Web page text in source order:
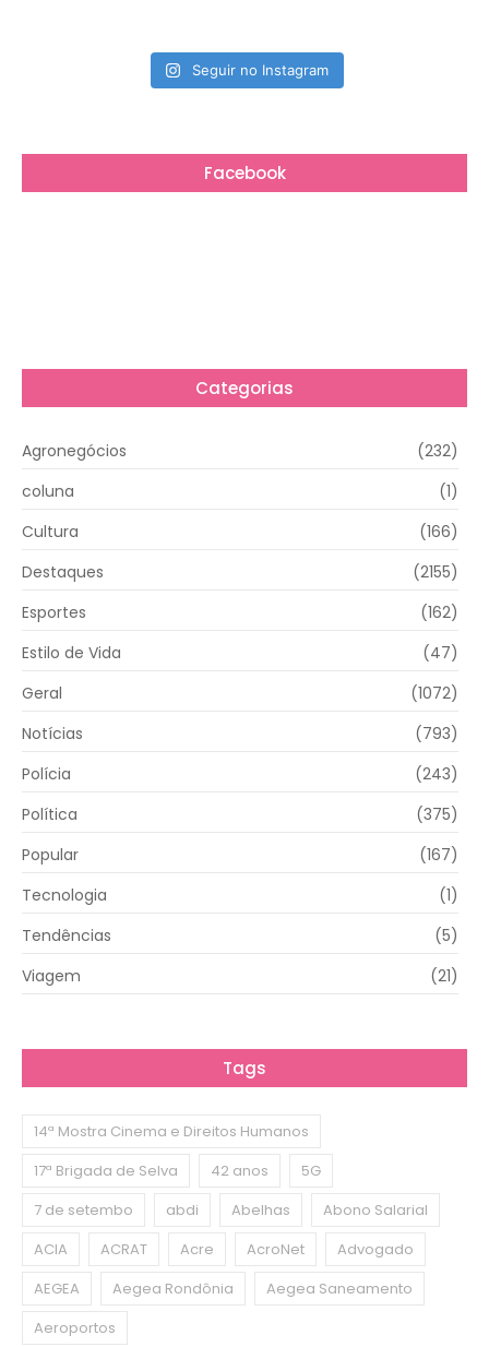
Seguir no Instagram
Facebook
Categorias
Agronegócios
(232)
coluna
(1)
Cultura
(166)
Destaques
(2155)
Esportes
(162)
Estilo de Vida
(47)
Geral
(1072)
Notícias
(793)
Polícia
(243)
Política
(375)
Popular
(167)
Tecnologia
(1)
Tendências
(5)
Viagem
(21)
Tags
14ª Mostra Cinema e Direitos Humanos
17ª Brigada de Selva
42 anos
5G
7 de setembo
abdi Abelhas
Abono Salarial
ACIA
ACRAT Acre AcroNet
Advogado
AEGEA
Aegea Rondônia
Aegea Saneamento
Aeroportos